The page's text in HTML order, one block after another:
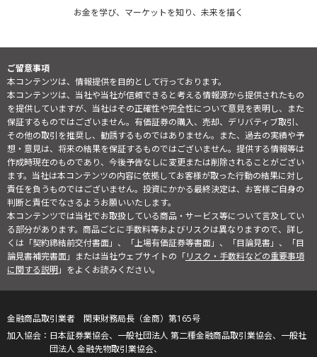
お金を学び、マーケットを知り、未来を描く
ご留意事項
本コンテンツは、情報提供を目的として行っております。
本コンテンツは、当社や当社が信頼できると考える情報源から提供されたもの
を提供していますが、当社はその正確性や完全性について意見を表明し、また
保証するものではございません。有価証券の購入、売却、デリバティブ取引、
その他の取引を推奨し、勧誘するものではありません。また、過去の実績や予
想・意見は、将来の結果を保証するものではございません。提供する情報等は
作成時現在のものであり、今後予告なしに変更または削除されることがござい
ます。当社は本コンテンツの内容に依拠してお客様が取った行動の結果に対し
責任を負うものではございません。投資にかかる最終決定は、お客様ご自身の
判断と責任でなさるようお願いいたします。
本コンテンツでは当社でお取扱している商品・サービス等について言及してい
る部分があります。商品ごとに手数料等およびリスクは異なりますので、詳し
くは「契約締結前交付書面」、「上場有価証券等書面」、「目論見書」、「目
論見書補完書面」または当社ウェブサイトの「リスク・手数料などの重要事項
に関する説明」をよくお読みください。
金融商品取引業者 関東財務局長（金商）第165号
日本証券業協会、一般社団法人 第二種金融商品取引業協会、一般社
団法人 金融先物取引業協会、